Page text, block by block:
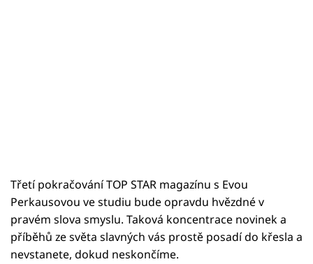
Třetí pokračování TOP STAR magazínu s Evou
Perkausovou ve studiu bude opravdu hvězdné v
pravém slova smyslu. Taková koncentrace novinek a
příběhů ze světa slavných vás prostě posadí do křesla a
nevstanete, dokud neskončíme.